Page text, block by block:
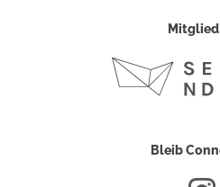
Bleib